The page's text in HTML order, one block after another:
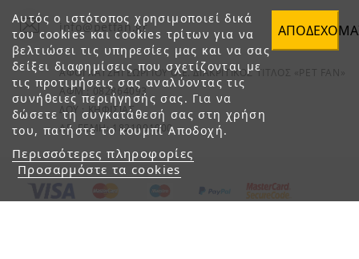
Αυτός ο ιστότοπος χρησιμοποιεί δικά
του cookies και cookies τρίτων για να
βελτιώσει τις υπηρεσίες μας και να σας
δείξει διαφημίσεις που σχετίζονται με
τις προτιμήσεις σας αναλύοντας τις
συνήθειες περιήγησής σας. Για να
δώσετε τη συγκατάθεσή σας στη χρήση
του, πατήστε το κουμπί Αποδοχή.
Περισσότερες πληροφορίες
Προσαρμόστε τα cookies
info@petfan.gr
ΑΦΟΙ ΧΑΤΖΗΓΕΩΡΓΙΟΥ Ο.Ε. ΔΙΑΚΡΙΤΙΚΟΣ ΤΙΤΛΟΣ «PET FAN»
ΑΦΜ : 082864093
ΔΟΥ : ΚΗΦΙΣΙΑΣ
ΑΡ. ΓΕΜΗ: 1821901000